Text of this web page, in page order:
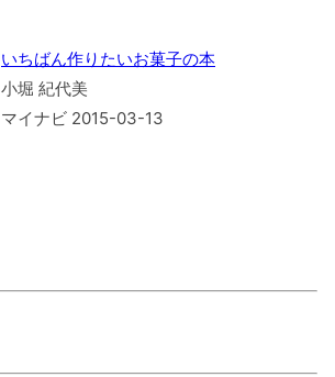
いちばん作りたいお菓子の本
小堀 紀代美
マイナビ 2015-03-13